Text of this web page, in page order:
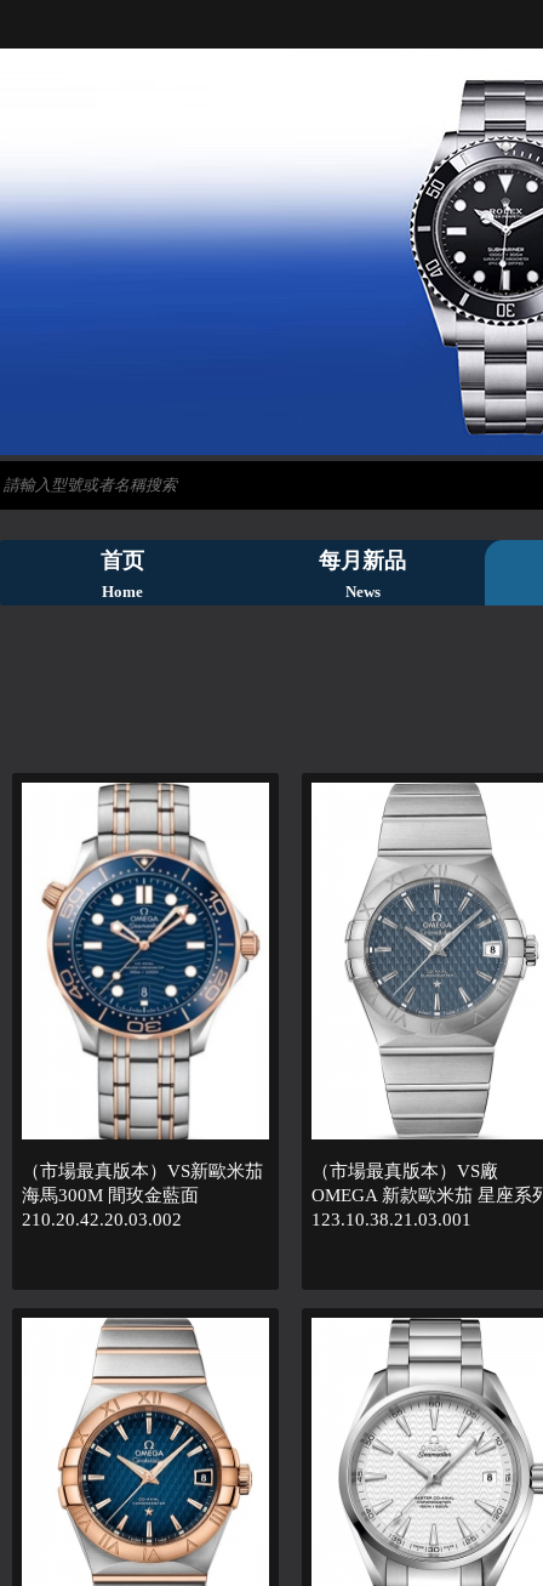
首页
Home
每月新品
News
（市場最真版本）VS新歐米茄
海馬300M 間玫金藍面
210.20.42.20.03.002
（市場最真版本）VS廠
OMEGA 新款歐米茄 星座系
123.10.38.21.03.001